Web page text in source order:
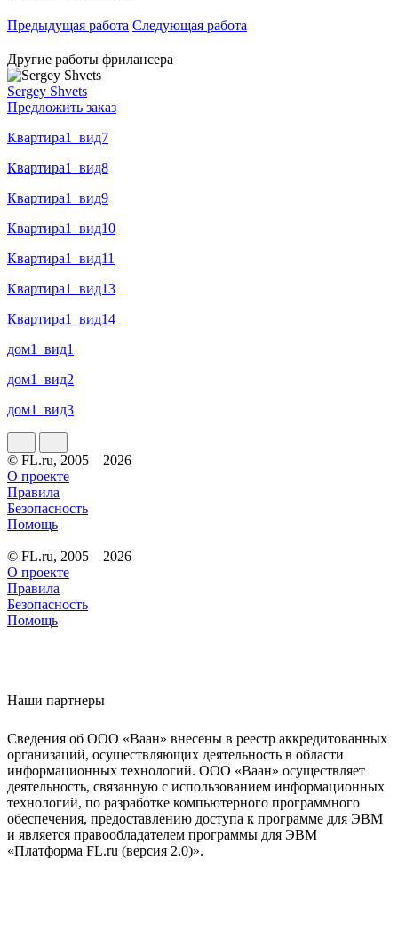
Предыдущая работа Следующая работа
Другие работы фрилансера
Sergey Shvets
Предложить заказ
Квартира1_вид7
Квартира1_вид8
Квартира1_вид9
Квартира1_вид10
Квартира1_вид11
Квартира1_вид13
Квартира1_вид14
дом1_вид1
дом1_вид2
дом1_вид3
© FL.ru, 2005 – 2026
О проекте
Правила
Безопасность
Помощь
© FL.ru, 2005 – 2026
О проекте
Правила
Безопасность
Помощь
Наши партнеры
Сведения об ООО «Ваан» внесены в реестр аккредитованных
организаций, осуществляющих деятельность в области
информационных технологий. ООО «Ваан» осуществляет
деятельность, связанную с использованием информационных
технологий, по разработке компьютерного программного
обеспечения, предоставлению доступа к программе для ЭВМ
и является правообладателем программы для ЭВМ
«Платформа FL.ru (версия 2.0)».